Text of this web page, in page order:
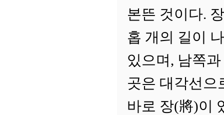
본뜬 것이다.
홉 개의 길이
있으며, 남쪽
곳은 대각선으
바로 장(將)이